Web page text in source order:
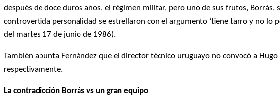
después de doce duros años, el régimen militar, pero uno de sus frutos, Borrás,
controvertida personalidad se estrellaron con el argumento ‘tiene tarro y no lo
del martes 17 de junio de 1986).
También apunta Fernández que el director técnico uruguayo no convocó a
respectivamente.
La contradicción Borrás vs un gran equipo